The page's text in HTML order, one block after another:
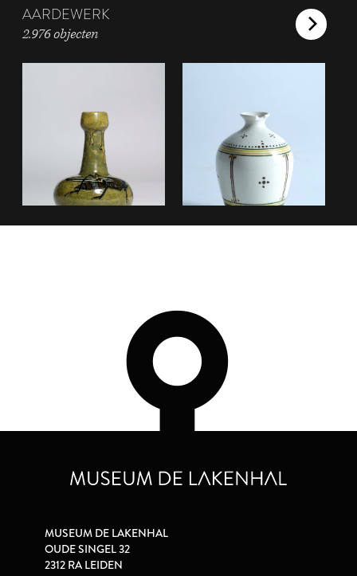
AARDEWERK
2.976 objecten
MUSEUM DE LAKENHAL
OUDE SINGEL 32
2312 RA LEIDEN